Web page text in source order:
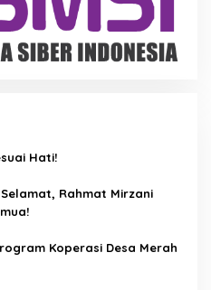
Hati!
Rahmat Mirzani
Koperasi Desa Merah